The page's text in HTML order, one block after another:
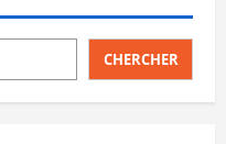
CHERCHER